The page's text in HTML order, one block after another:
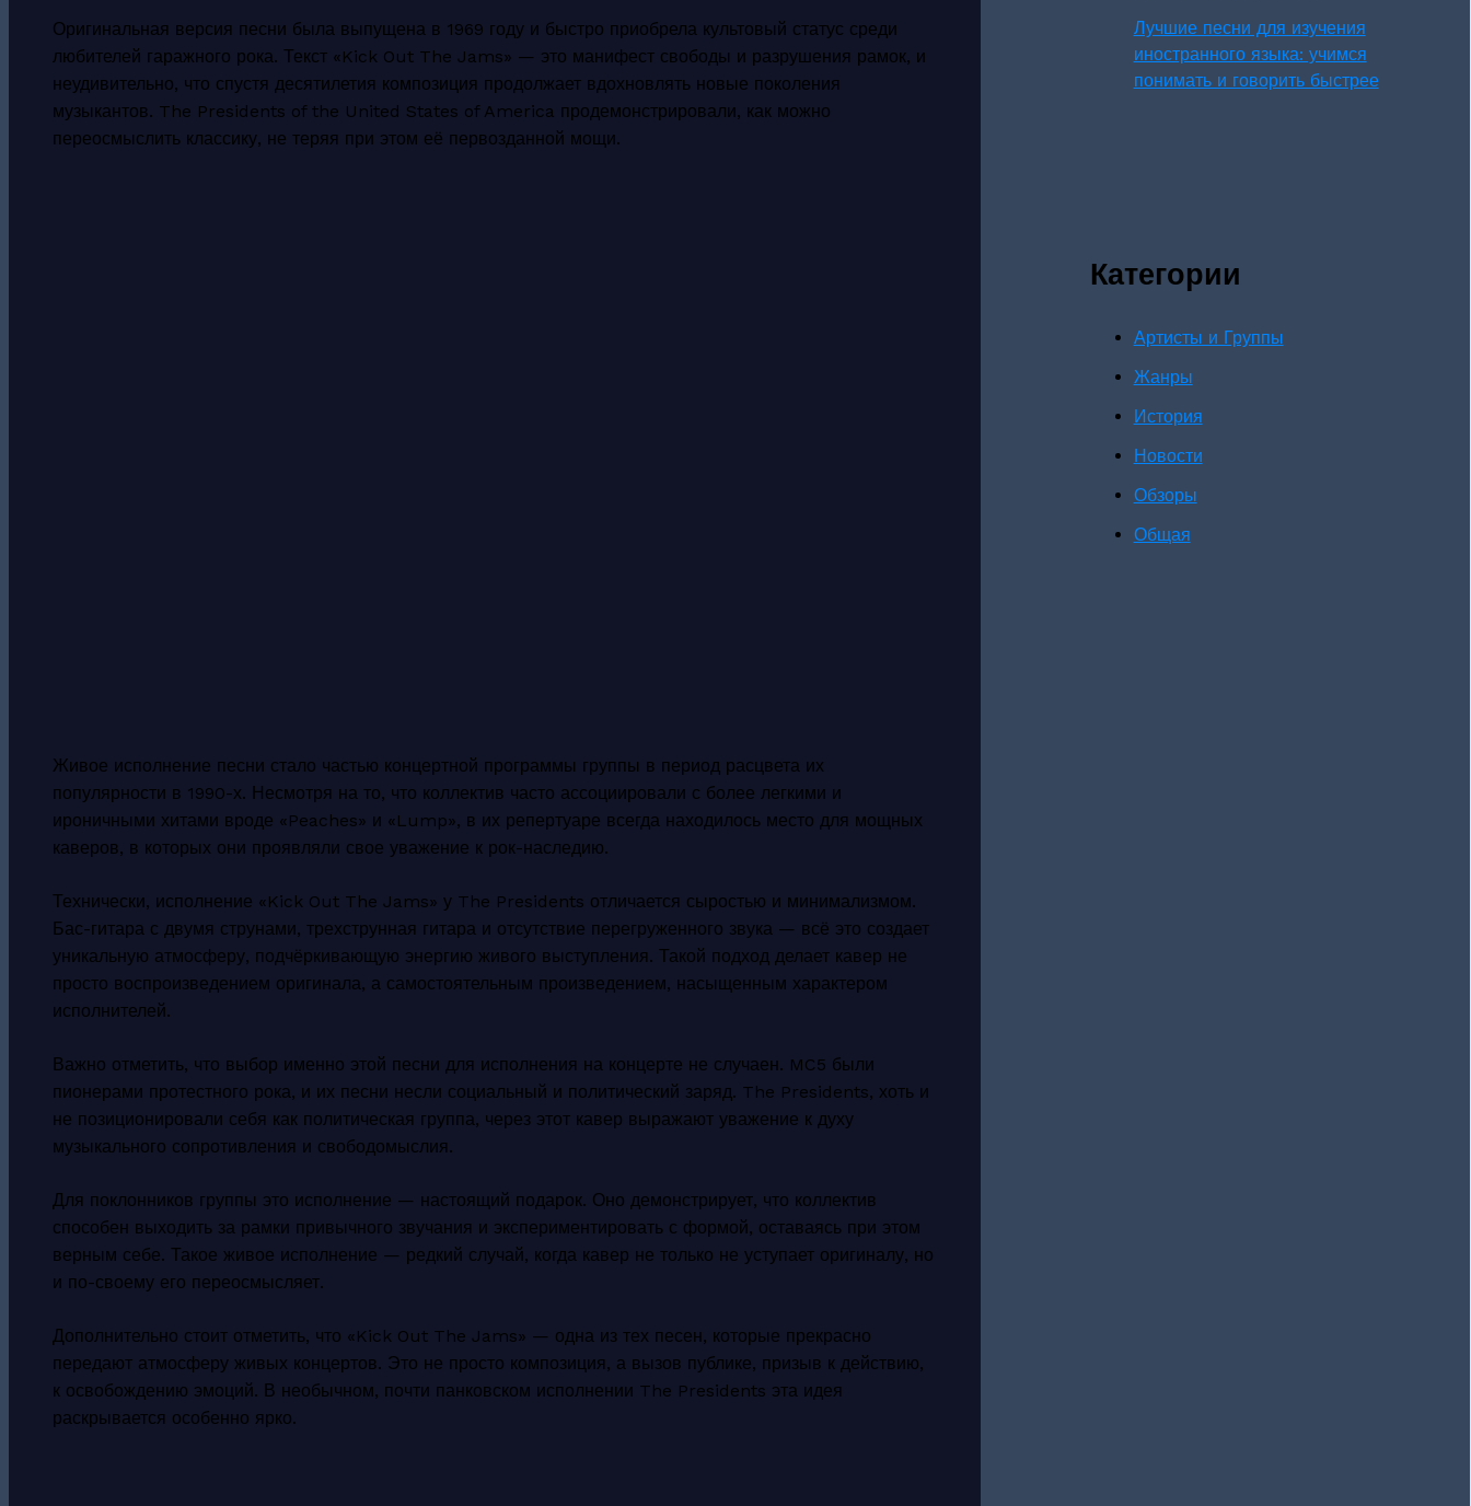
Оригинальная версия песни была выпущена в 1969 году и быстро приобрела культовый статус среди
любителей гаражного рока. Текст «Kick Out The Jams» — это манифест свободы и разрушения рамок, и
неудивительно, что спустя десятилетия композиция продолжает вдохновлять новые поколения
музыкантов. The Presidents of the United States of America продемонстрировали, как можно
переосмыслить классику, не теряя при этом её первозданной мощи.
Живое исполнение песни стало частью концертной программы группы в период расцвета их
популярности в 1990-х. Несмотря на то, что коллектив часто ассоциировали с более легкими и
ироничными хитами вроде «Peaches» и «Lump», в их репертуаре всегда находилось место для мощных
каверов, в которых они проявляли свое уважение к рок-наследию.
Технически, исполнение «Kick Out The Jams» у The Presidents отличается сыростью и минимализмом.
Бас-гитара с двумя струнами, трехструнная гитара и отсутствие перегруженного звука — всё это создает
уникальную атмосферу, подчёркивающую энергию живого выступления. Такой подход делает кавер не
просто воспроизведением оригинала, а самостоятельным произведением, насыщенным характером
исполнителей.
Важно отметить, что выбор именно этой песни для исполнения на концерте не случаен. MC5 были
пионерами протестного рока, и их песни несли социальный и политический заряд. The Presidents, хоть и
не позиционировали себя как политическая группа, через этот кавер выражают уважение к духу
музыкального сопротивления и свободомыслия.
Для поклонников группы это исполнение — настоящий подарок. Оно демонстрирует, что коллектив
способен выходить за рамки привычного звучания и экспериментировать с формой, оставаясь при этом
верным себе. Такое живое исполнение — редкий случай, когда кавер не только не уступает оригиналу, но
и по-своему его переосмысляет.
Дополнительно стоит отметить, что «Kick Out The Jams» — одна из тех песен, которые прекрасно
передают атмосферу живых концертов. Это не просто композиция, а вызов публике, призыв к действию,
к освобождению эмоций. В необычном, почти панковском исполнении The Presidents эта идея
раскрывается особенно ярко.
Лучшие песни для изучения
иностранного языка: учимся
понимать и говорить быстрее
Категории
Артисты и Группы
Жанры
История
Новости
Обзоры
Общая